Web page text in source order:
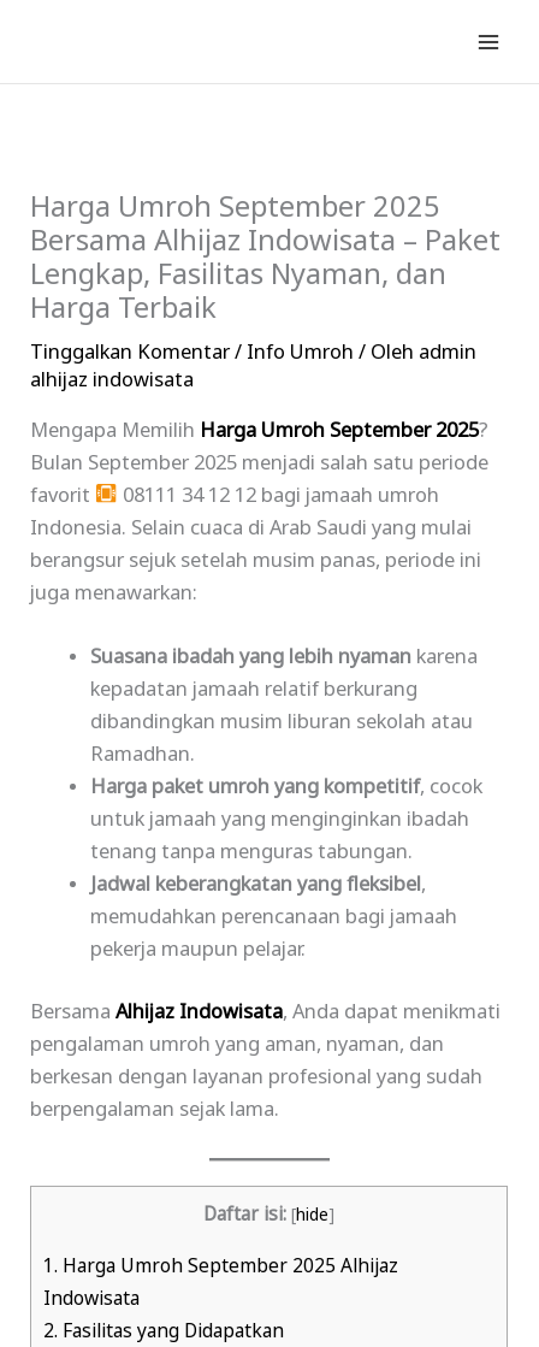
konten
Harga Umroh September 2025
Bersama Alhijaz Indowisata – Paket
Lengkap, Fasilitas Nyaman, dan
Harga Terbaik
Tinggalkan Komentar/ Info Umroh / Oleh admin
alhijaz indowisata
Mengapa Memilih Harga Umroh September 2025?
Bulan September 2025 menjadi salah satu periode
favorit
08111 34 12 12 bagi jamaah umroh
Indonesia. Selain cuaca di Arab Saudi yang mulai
berangsur sejuk setelah musim panas, periode ini
juga menawarkan:
Suasana ibadah yang lebih nyaman karena
kepadatan jamaah relatif berkurang
dibandingkan musim liburan sekolah atau
Ramadhan.
Harga paket umroh yang kompetitif, cocok
untuk jamaah yang menginginkan ibadah
tenang tanpa menguras tabungan.
Jadwal keberangkatan yang fleksibel,
memudahkan perencanaan bagi jamaah
pekerja maupun pelajar.
BersamaAlhijaz Indowisata, Anda dapat menikmati
pengalaman umroh yang aman, nyaman, dan
berkesan dengan layanan profesional yang sudah
berpengalaman sejak lama.
Daftar isi: [hide]
1. Harga Umroh September 2025 Alhijaz
Indowisata
2. Fasilitas yang Didapatkan